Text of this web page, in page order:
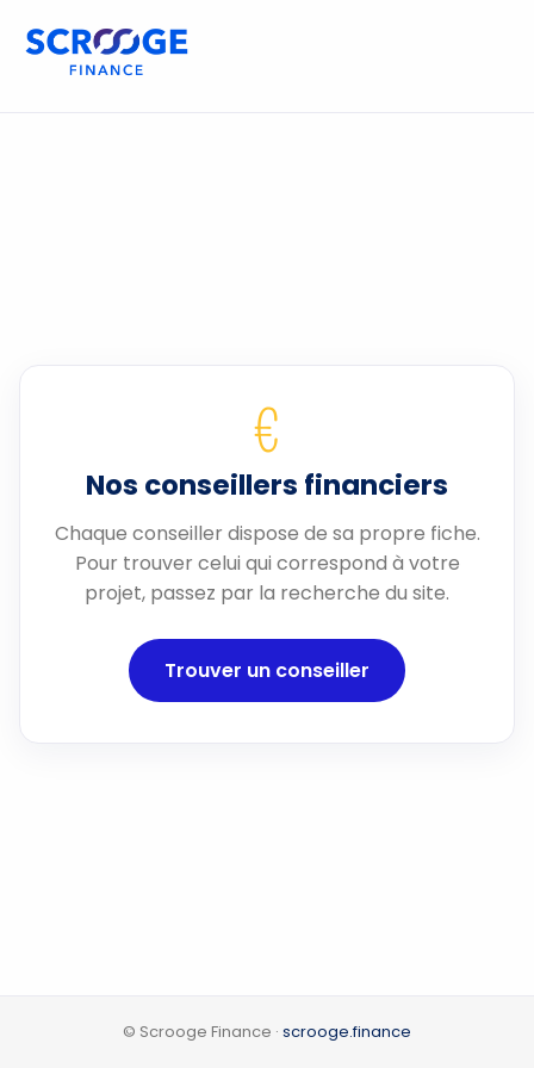
€
Nos conseillers financiers
Chaque conseiller dispose de sa propre fiche.
Pour trouver celui qui correspond à votre
projet, passez par la recherche du site.
Trouver un conseiller
© Scrooge Finance · scrooge.finance